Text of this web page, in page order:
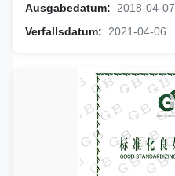
Ausgabedatum:
2018-04-07
Verfallsdatum:
2021-04-06